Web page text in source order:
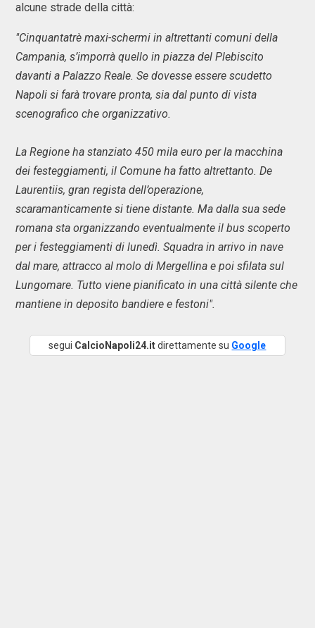
alcune strade della città:
"Cinquantatrè maxi-schermi in altrettanti comuni della
Campania, s’imporrà quello in piazza del Plebiscito
davanti a Palazzo Reale. Se dovesse essere scudetto
Napoli si farà trovare pronta, sia dal punto di vista
scenografico che organizzativo.
La Regione ha stanziato 450 mila euro per la macchina
dei festeggiamenti, il Comune ha fatto altrettanto. De
Laurentiis, gran regista dell’operazione,
scaramanticamente si tiene distante. Ma dalla sua sede
romana sta organizzando eventualmente il bus scoperto
per i festeggiamenti di lunedì. Squadra in arrivo in nave
dal mare, attracco al molo di Mergellina e poi sfilata sul
Lungomare. Tutto viene pianificato in una città silente che
mantiene in deposito bandiere e festoni".
segui CalcioNapoli24.itdirettamente su Google